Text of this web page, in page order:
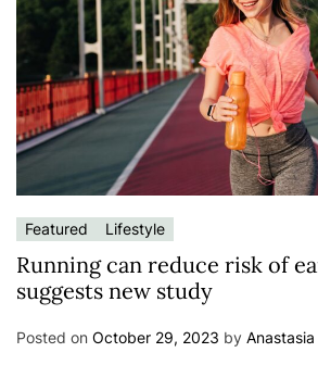
Featured Lifestyle
Running can reduce risk of
suggests new study
Posted on October 29, 2023 by Anastasia